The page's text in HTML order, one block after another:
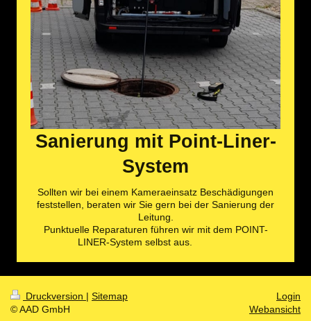
Sanierung mit Point-Liner-
System
Sollten wir bei einem Kameraeinsatz Beschädigungen
feststellen, beraten wir Sie gern bei der Sanierung der
Leitung.
Punktuelle Reparaturen führen wir mit dem POINT-
LINER-System selbst aus.
Druckversion | Sitemap
© AAD GmbH
Login
Webansicht